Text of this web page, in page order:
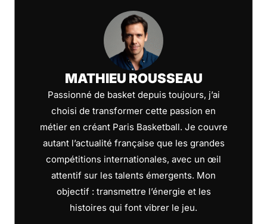
MATHIEU ROUSSEAU
Passionné de basket depuis toujours, j’ai
choisi de transformer cette passion en
métier en créant Paris Basketball. Je couvre
autant l’actualité française que les grandes
compétitions internationales, avec un œil
attentif sur les talents émergents. Mon
objectif : transmettre l’énergie et les
histoires qui font vibrer le jeu.